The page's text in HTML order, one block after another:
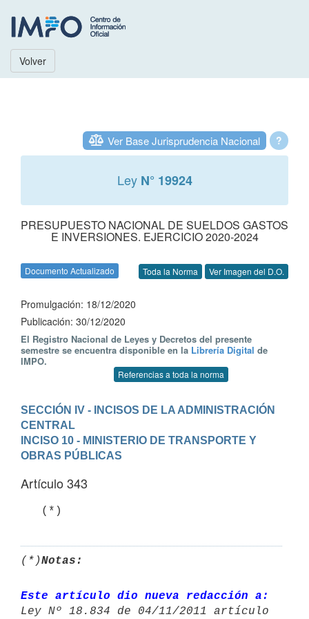
Volver
?
Ver Base Jurisprudencia Nacional
Ley N° 19924
PRESUPUESTO NACIONAL DE SUELDOS GASTOS
E INVERSIONES. EJERCICIO 2020-2024
Documento Actualizado Toda la Norma Ver Imagen del D.O.
Promulgación: 18/12/2020
Publicación: 30/12/2020
El Registro Nacional de Leyes y Decretos del presente
semestre se encuentra disponible en la Librería Digital de
IMPO.
Referencias a toda la norma
SECCIÓN IV - INCISOS DE LA ADMINISTRACIÓN
CENTRAL
INCISO 10 - MINISTERIO DE TRANSPORTE Y
OBRAS PÚBLICAS
Artículo 343
   (*)
(*)Notas:
Este artículo dio nueva redacción a: